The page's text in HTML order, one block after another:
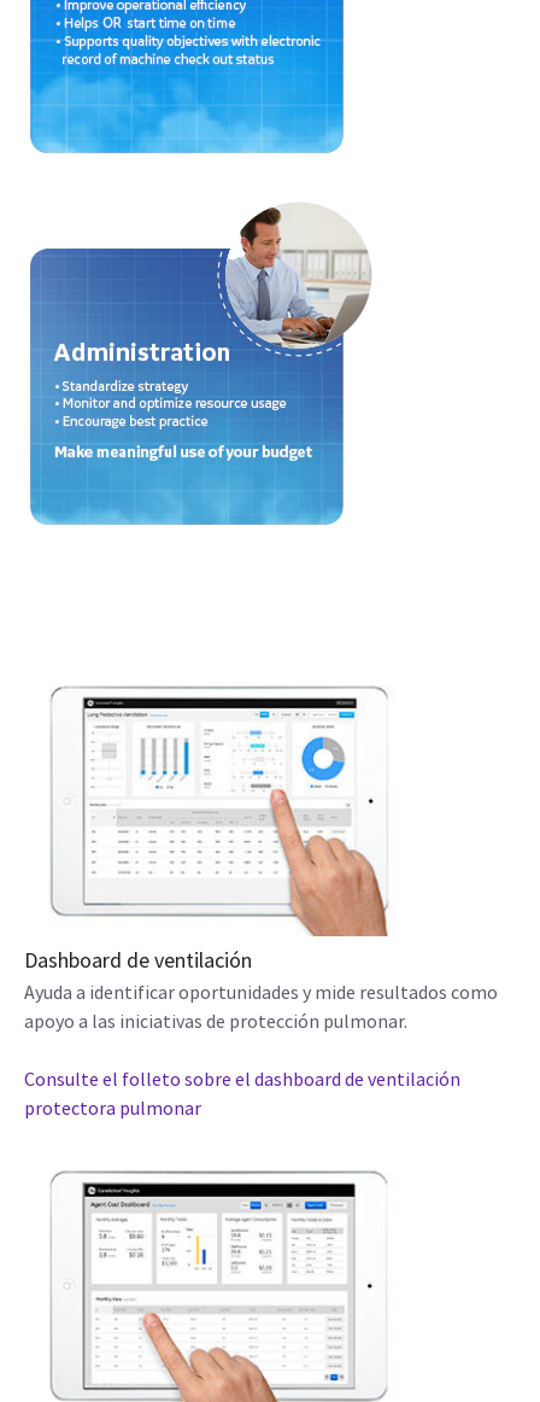
Dashboard de ventilación
Ayuda a identificar oportunidades y mide resultados como
apoyo a las iniciativas de protección pulmonar.
Consulte el folleto sobre el dashboard de ventilación
protectora pulmonar